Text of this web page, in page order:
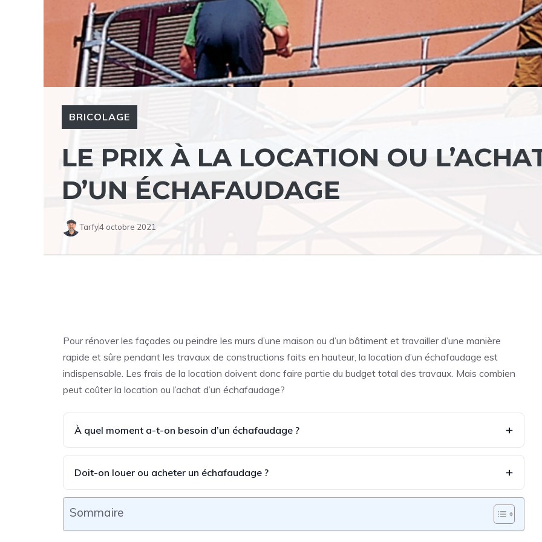
BRICOLAGE
LE PRIX À LA LOCATION OU
D’UN ÉCHAFAUDAGE
Tarfy4 octobre 2021
Pour rénover les façades ou peindre les murs d’une maison ou d’un bâtiment et travailler d’une manière
rapide et sûre pendant les travaux de constructions faits en hauteur, la location d’un échafaudage est
indispensable. Les frais de la location doivent donc faire partie du budget total des travaux. Mais combien
peut coûter la location ou l’achat d’un échafaudage?
À quel moment a-t-on besoin d’un échafaudage ?
Doit-on louer ou acheter un échafaudage ?
Sommaire